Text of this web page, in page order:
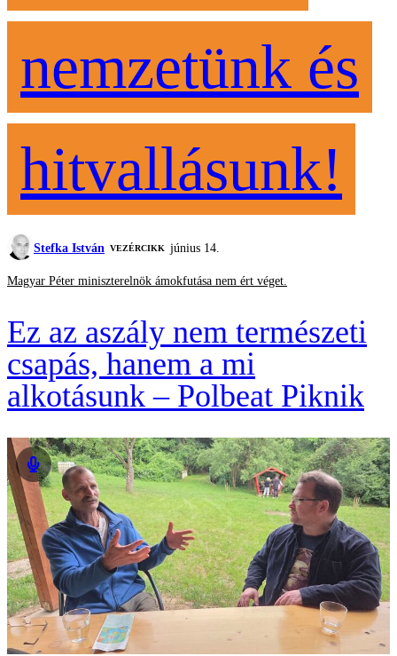
nemzetünk és
hitvallásunk!
Stefka István VEZÉRCIKK június 14.
Magyar Péter miniszterelnök ámokfutása nem ért véget.
Ez az aszály nem természeti
csapás, hanem a mi
alkotásunk – Polbeat Piknik